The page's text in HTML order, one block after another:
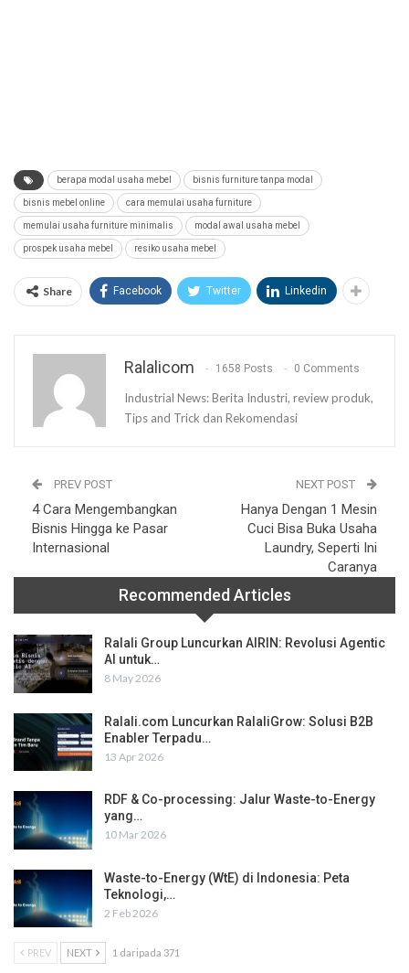
berapa modal usaha mebel bisnis furniture tanpa modal
bisnis mebel online cara memulai usaha furniture
memulai usaha furniture minimalis modal awal usaha mebel
prospek usaha mebel resiko usaha mebel
Share Facebook Twitter Linkedin
Ralalicom 1658 Posts 0 Comments
Industrial News: Berita Industri, review produk,
Tips and Trick dan Rekomendasi
PREV POST
4 Cara Mengembangkan
Bisnis Hingga ke Pasar
Internasional
NEXT POST
Hanya Dengan 1 Mesin
Cuci Bisa Buka Usaha
Laundry, Seperti Ini
Caranya
Recommended Articles
Ralali Group Luncurkan AIRIN: Revolusi Agentic
AI untuk…
8 May 2026
Ralali.com Luncurkan RalaliGrow: Solusi B2B
Enabler Terpadu…
13 Apr 2026
RDF & Co-processing: Jalur Waste-to-Energy
yang…
10 Mar 2026
Waste-to-Energy (WtE) di Indonesia: Peta
Teknologi,…
2 Feb 2026
PREV NEXT 1 daripada 371